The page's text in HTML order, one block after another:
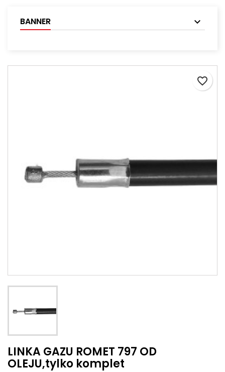
BANNER
favorite_border
LINKA GAZU ROMET 797 OD
OLEJU,tylko komplet